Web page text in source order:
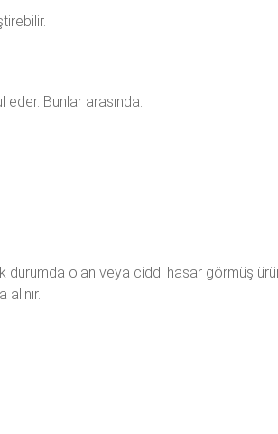
Bunlar arasında:
durumda olan veya ciddi hasar görmüş